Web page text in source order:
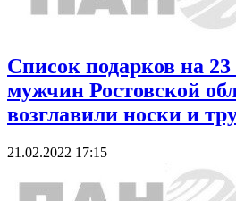
Список подарков на
мужчин Ростовской
возглавили носки и
21.02.2022 17:15